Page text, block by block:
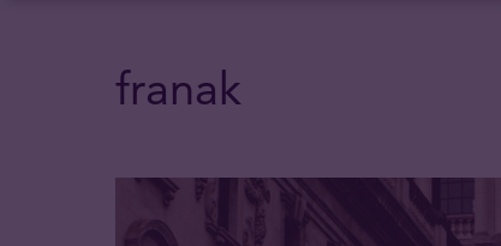
franak